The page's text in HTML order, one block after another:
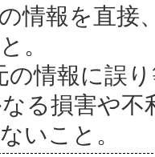
情報を直接
。
情報に誤
る損害や
いこと。